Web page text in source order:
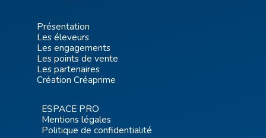
Présentation
Les éleveurs
Les engagements
Les points de vente
Les partenaires
Création Créaprime
ESPACE PRO
Mentions légales
Politique de confidentialité